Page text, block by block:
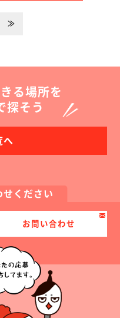
≫
る場所を
探そう
へ
ください
お問い合わせ